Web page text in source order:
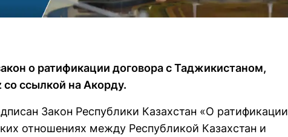
о ратификации договора с Таджикистаном,
ссылкой на Акорду.
Закон Республики Казахстан «О ратификации
отношениях между Республикой Казахстан и